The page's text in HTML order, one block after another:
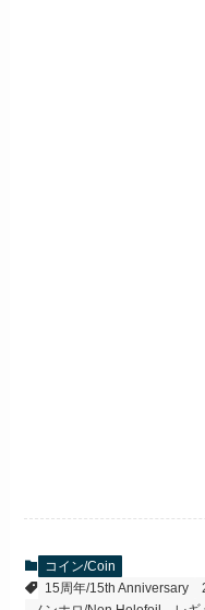
コイン/Coin
15周年/15th Anniversary